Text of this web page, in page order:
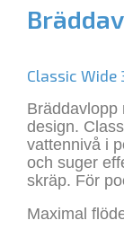
Classic
Bräddavlopp
design.
vattennivå i
och suger
skräp. För
Maximal